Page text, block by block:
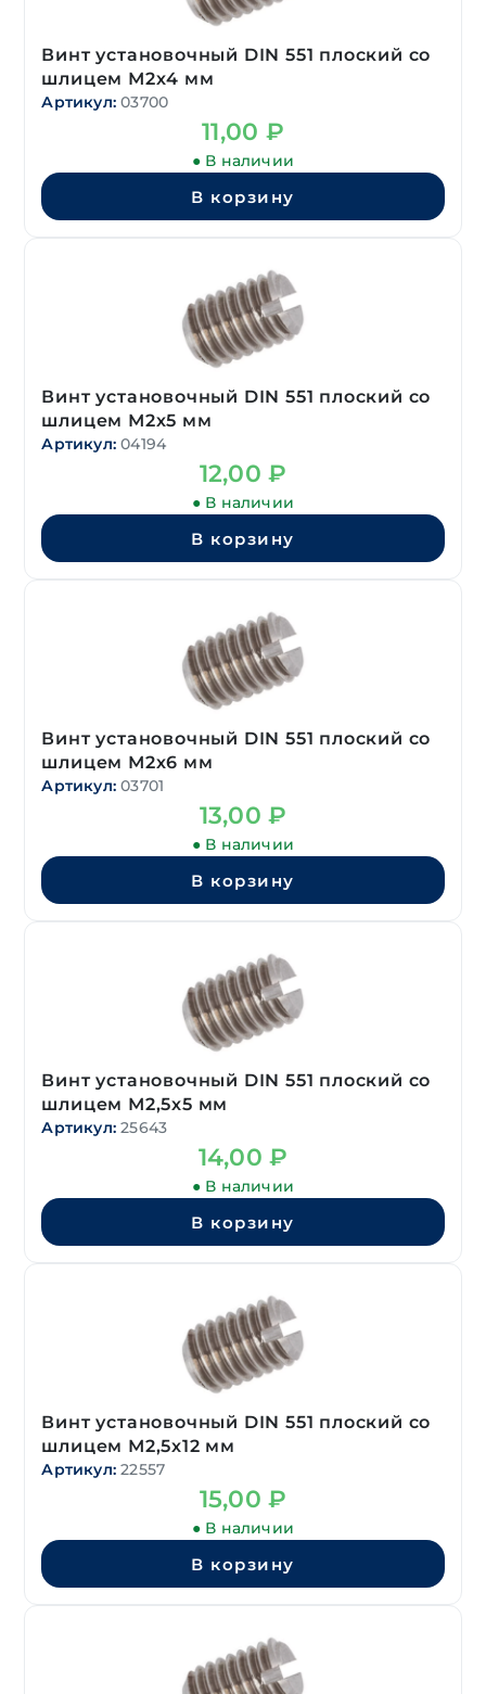
Винт установочный DIN 551 плоский со
шлицем М2х4 мм
Артикул: 03700
11,00 ₽
● В наличии
В корзину
Винт установочный DIN 551 плоский со
шлицем М2х5 мм
Артикул: 04194
12,00 ₽
● В наличии
В корзину
Винт установочный DIN 551 плоский со
шлицем М2х6 мм
Артикул: 03701
13,00 ₽
● В наличии
В корзину
Винт установочный DIN 551 плоский со
шлицем М2,5х5 мм
Артикул: 25643
14,00 ₽
● В наличии
В корзину
Винт установочный DIN 551 плоский со
шлицем М2,5х12 мм
Артикул: 22557
15,00 ₽
● В наличии
В корзину